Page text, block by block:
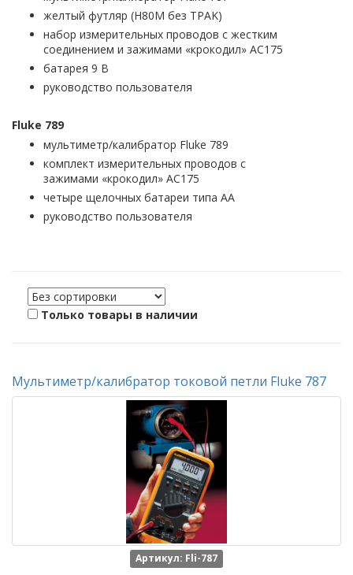
желтый футляр (H80M без TPAK)
набор измерительных проводов с жестким
соединением и зажимами «крокодил» AC175
батарея 9 В
руководство пользователя
Fluke 789
мультиметр/калибратор Fluke 789
комплект измерительных проводов с
зажимами «крокодил» AC175
четыре щелочных батареи типа АА
руководство пользователя
Только товары в наличии
Мультиметр/калибратор токовой петли Fluke 787
Артикул: Fli-787